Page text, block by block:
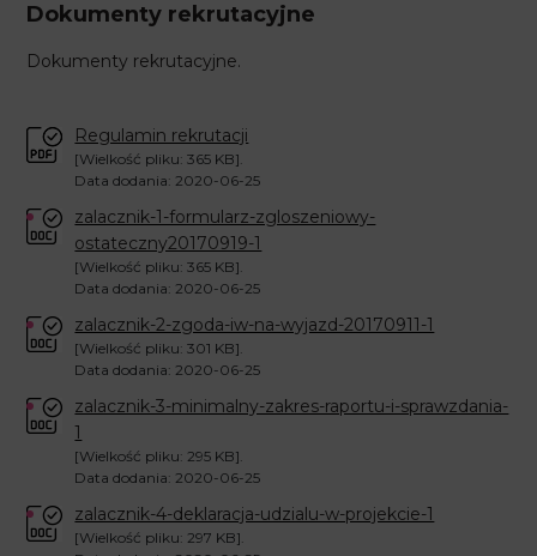
Dokumenty rekrutacyjne
Dokumenty rekrutacyjne.
Regulamin rekrutacji
[Wielkość pliku: 365 KB].
Data dodania: 2020-06-25
zalacznik-1-formularz-zgloszeniowy-
ostateczny20170919-1
[Wielkość pliku: 365 KB].
Data dodania: 2020-06-25
zalacznik-2-zgoda-iw-na-wyjazd-20170911-1
[Wielkość pliku: 301 KB].
Data dodania: 2020-06-25
zalacznik-3-minimalny-zakres-raportu-i-sprawzdania-
1
[Wielkość pliku: 295 KB].
Data dodania: 2020-06-25
zalacznik-4-deklaracja-udzialu-w-projekcie-1
[Wielkość pliku: 297 KB].